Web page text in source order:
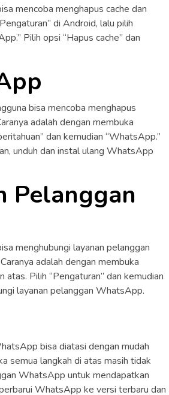
mencoba menghapus cache dan
di Android, lalu pilih
Pilih opsi “Hapus cache” dan
bisa mencoba menghapus
adalah dengan membuka
dan kemudian “WhatsApp.”
unduh dan instal ulang WhatsApp
Pelanggan
menghubungi layanan pelanggan
adalah dengan membuka
Pilih “Pengaturan” dan kemudian
layanan pelanggan WhatsApp.
bisa diatasi dengan mudah
semua langkah di atas masih tidak
WhatsApp untuk mendapatkan
WhatsApp ke versi terbaru dan